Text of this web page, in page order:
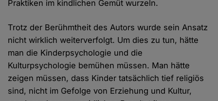
Praktiken im kindlichen Gemüt wurzeln.
Trotz der Berühmtheit des Autors wurde sein Ansatz
nicht wirklich weiterverfolgt. Um dies zu tun, hätte
man die Kinderpsychologie und die
Kulturpsychologie bemühen müssen. Man hätte
zeigen müssen, dass Kinder tatsächlich tief religiös
sind, nicht im Gefolge von Erziehung und Kultur,